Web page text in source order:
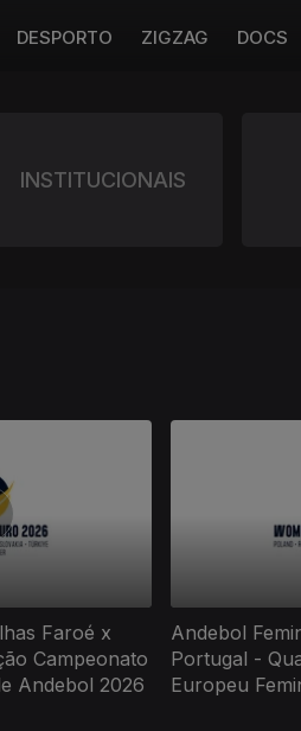
DESPORTO ZIGZAG DOCS
INSTITUCIONAIS
Faroé x
Campeonato
Andebol 2026
Andebol
Portugal -
Europeu